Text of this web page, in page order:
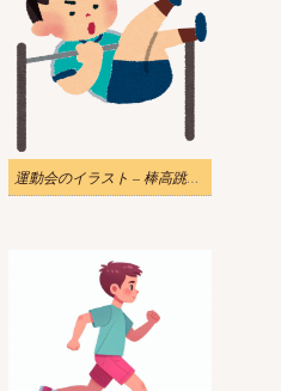
運動会のイラスト – 棒高跳びをする子供